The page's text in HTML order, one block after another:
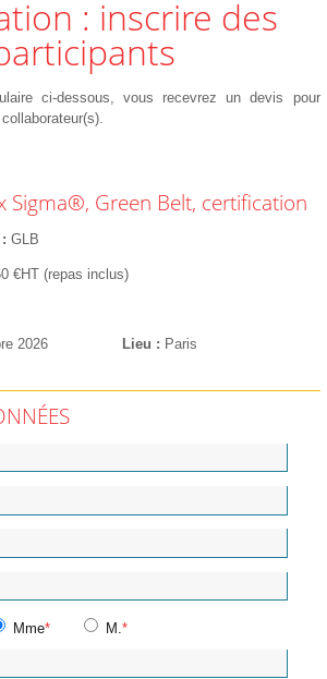
ci-dessous, vous recevrez un devis pour
Sigma®, Green Belt, certification
GLB
€HT (repas inclus)
2026 Lieu Paris
Mme M.